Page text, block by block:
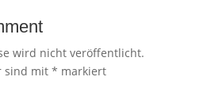
wird nicht veröffentlicht.
sind mit * markiert